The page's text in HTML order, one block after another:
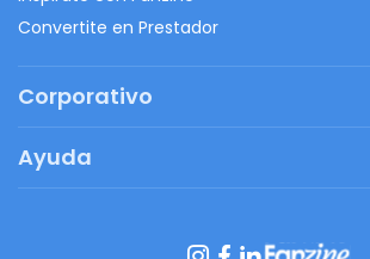
Convertite en Prestador
Corporativo
Regalos originales
Ayuda